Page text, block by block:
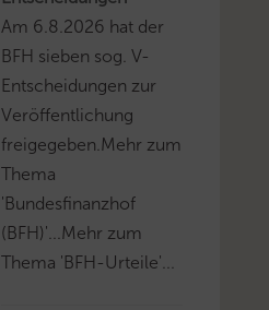
Am 6.8.2026 hat der
BFH sieben sog. V-
Entscheidungen zur
Veröffentlichung
freigegeben.Mehr zum
Thema
'Bundesfinanzhof
(BFH)'...Mehr zum
Thema 'BFH-Urteile'...